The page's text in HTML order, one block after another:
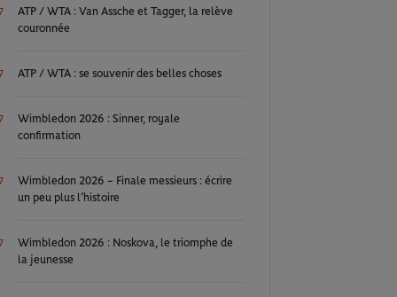
ATP / WTA : Van Assche et Tagger, la relève
couronnée
ATP / WTA : se souvenir des belles choses
Wimbledon 2026 : Sinner, royale
confirmation
Wimbledon 2026 – Finale messieurs : écrire
un peu plus l’histoire
Wimbledon 2026 : Noskova, le triomphe de
la jeunesse